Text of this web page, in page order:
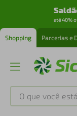
até 40%
Shopping Parcerias e
O que você está